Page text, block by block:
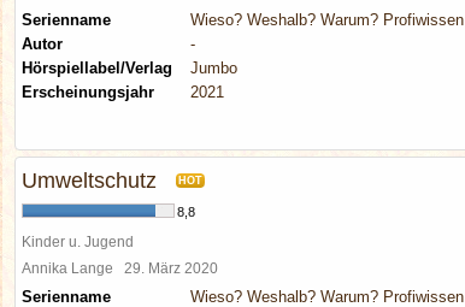
Serienname
Wieso? Weshalb? Warum? Profiwissen
Autor
-
Hörspiellabel/Verlag
Jumbo
Erscheinungsjahr
2021
Umweltschutz HOT
8,8
Kinder u. Jugend
Annika Lange 29. März 2020
Serienname
Wieso? Weshalb? Warum? Profiwissen